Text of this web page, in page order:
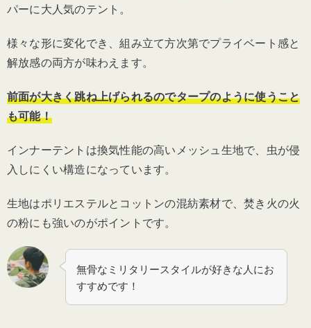
パーに大人気のテント。
様々な形に変化でき、組み立て方次第でプライベート感と
解放感の両方が味わえます。
前面が大きく跳ね上げられるのでタープのように使うこと
も可能！
インナーテントは換気性能の高いメッシュ生地で、虫が侵
入しにくい構造になっています。
生地はポリエステルとコットンの混紡素材で、焚き火の火
の粉にも強いのがポイントです。
無骨なミリタリースタイルが好きな人にお
すすめです！